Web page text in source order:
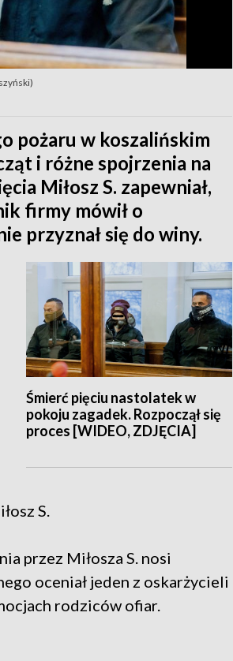
pożaru w koszalińskim
i różne spojrzenia na
Miłosz S. zapewniał,
firmy mówił o
przyznał się do winy.
Śmierć pięciu nastolatek w
pokoju zagadek. Rozpoczął się
proces [WIDEO, ZDJĘCIA]
S.
przez Miłosza S. nosi
oceniał jeden z oskarżycieli
rodziców ofiar.